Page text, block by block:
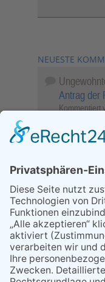
NEUESTE
Antrag der
Kommentiert
Objekt …
Kommentiert
Sperrung
Wellen
Sperrung
Kommentiert
Alte Schule
Kommentiert